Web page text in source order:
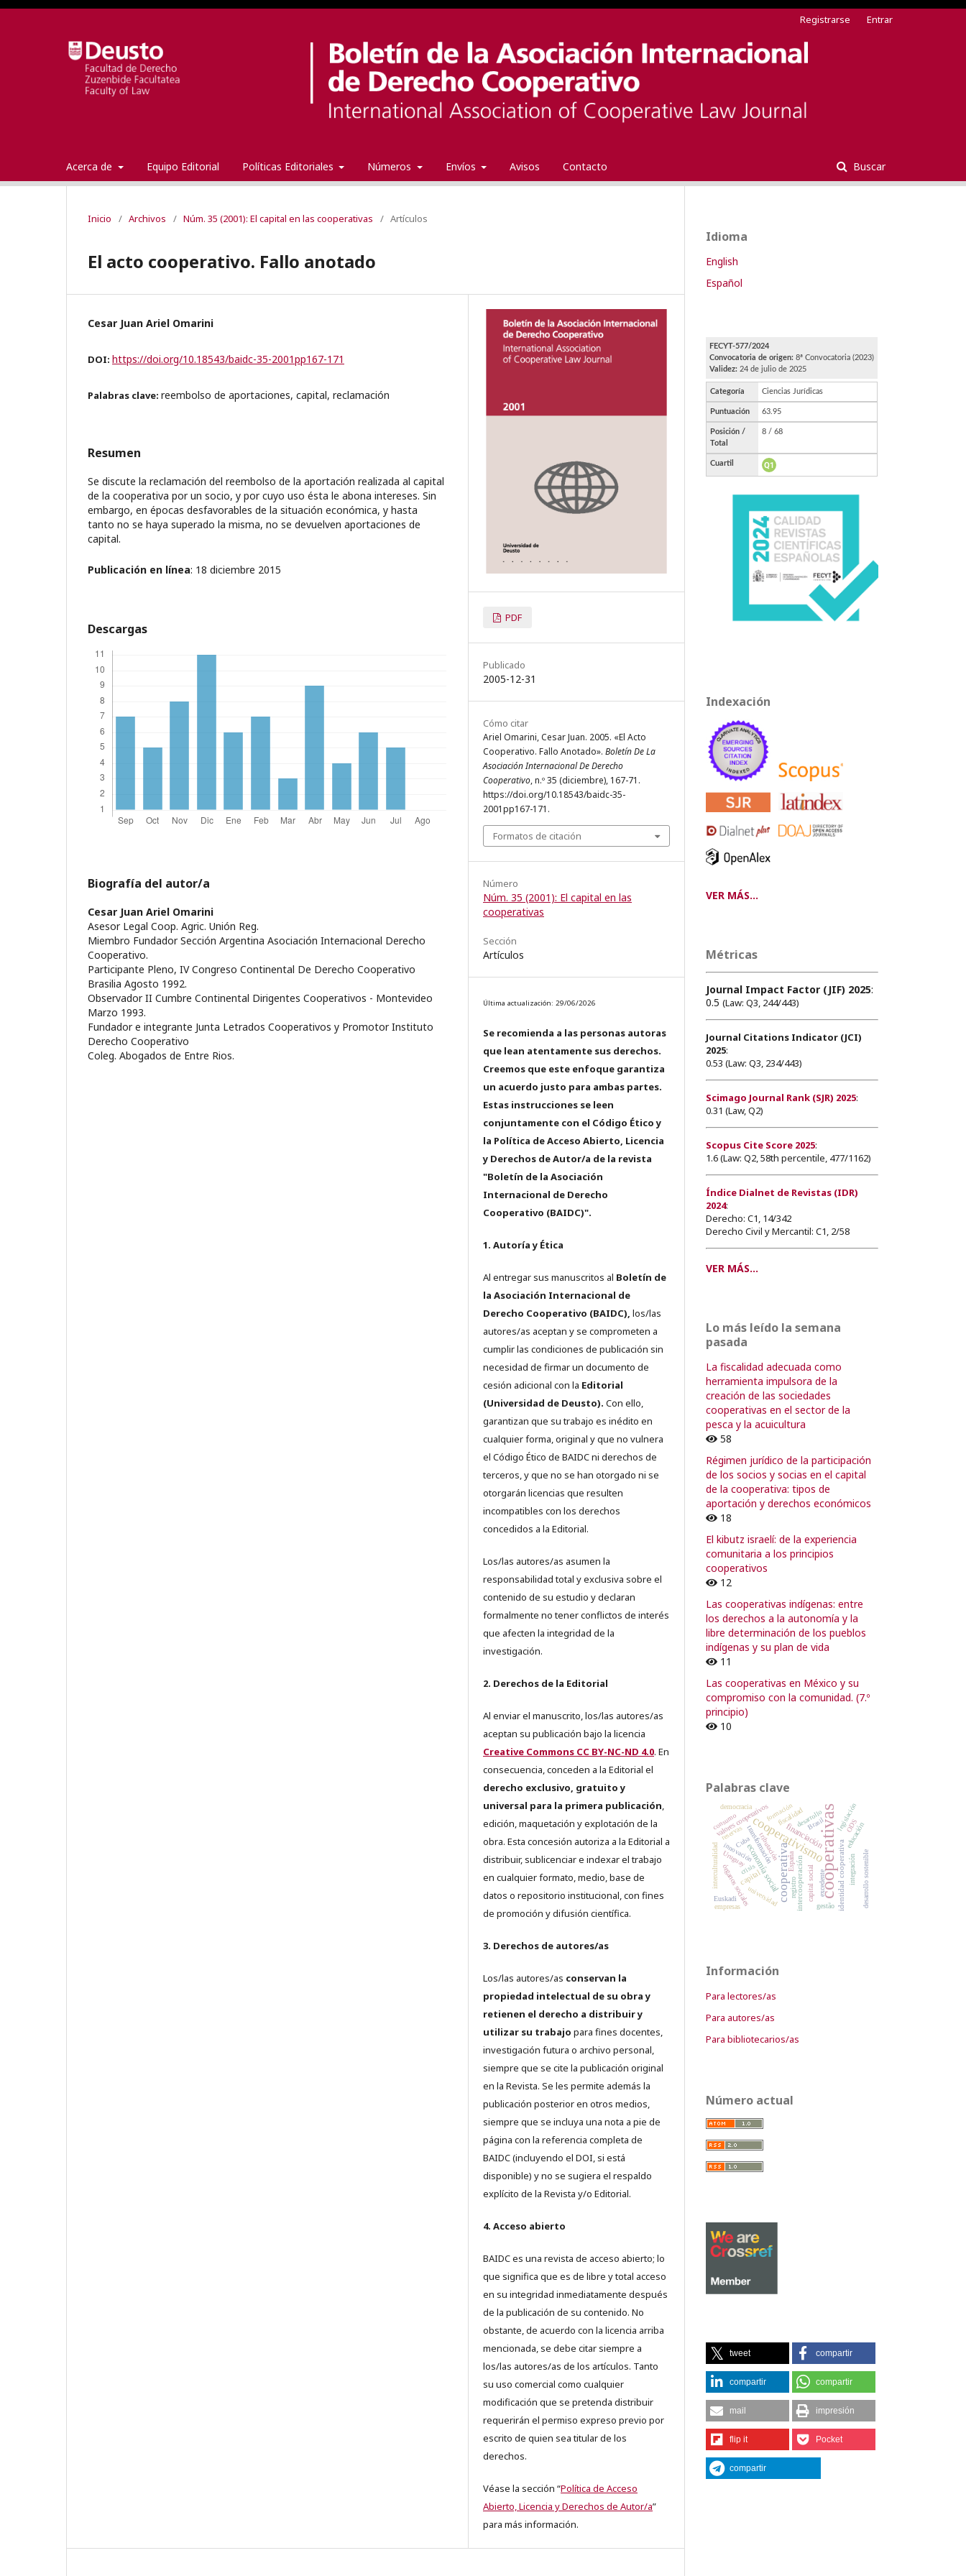
Acerca de Equipo Editorial Políticas Editoriales Números Envíos Avisos Contacto Buscar
Registrarse Entrar
Inicio / Archivos / Núm. 35 (2001): El capital en las cooperativas / Artículos
El acto cooperativo. Fallo anotado
Cesar Juan Ariel Omarini
DOI: https://doi.org/10.18543/baidc-35-2001pp167-171
Palabras clave: reembolso de aportaciones, capital, reclamación
Resumen
Se discute la reclamación del reembolso de la aportación realizada al capital
de la cooperativa por un socio, y por cuyo uso ésta le abona intereses. Sin
embargo, en épocas desfavorables de la situación económica, y hasta
tanto no se haya superado la misma, no se devuelven aportaciones de
capital.
Publicación en línea: 18 diciembre 2015
Descargas
Biografía del autor/a
Cesar Juan Ariel Omarini
Asesor Legal Coop. Agric. Unión Reg.
Miembro Fundador Sección Argentina Asociación Internacional Derecho
Cooperativo.
Participante Pleno, IV Congreso Continental De Derecho Cooperativo
Brasilia Agosto 1992.
Observador II Cumbre Continental Dirigentes Cooperativos - Montevideo
Marzo 1993.
Fundador e integrante Junta Letrados Cooperativos y Promotor Instituto
Derecho Cooperativo
Coleg. Abogados de Entre Rios.
PDF
Publicado
2005-12-31
Cómo citar
Ariel Omarini, Cesar Juan. 2005. «El Acto
Cooperativo. Fallo Anotado». Boletín De La
Asociación Internacional De Derecho
Cooperativo, n.º 35 (diciembre), 167-71.
https://doi.org/10.18543/baidc-35-
2001pp167-171.
Formatos de citación
Número
Núm. 35 (2001): El capital en las
cooperativas
Sección
Artículos
Última actualización: 29/06/2026
Se recomienda a las personas autoras
que lean atentamente sus derechos.
Creemos que este enfoque garantiza
un acuerdo justo para ambas partes.
Estas instrucciones se leen
conjuntamente con el Código Ético y
la Política de Acceso Abierto, Licencia
y Derechos de Autor/a de la revista
"Boletín de la Asociación
Internacional de Derecho
Cooperativo (BAIDC)".
1. Autoría y Ética
Al entregar sus manuscritos al Boletín de
la Asociación Internacional de
Derecho Cooperativo (BAIDC), los/las
autores/as aceptan y se comprometen a
cumplir las condiciones de publicación sin
necesidad de firmar un documento de
cesión adicional con la Editorial
(Universidad de Deusto). Con ello,
garantizan que su trabajo es inédito en
cualquier forma, original y que no vulnera
el Código Ético de BAIDC ni derechos de
terceros, y que no se han otorgado ni se
otorgarán licencias que resulten
incompatibles con los derechos
concedidos a la Editorial.
Los/las autores/as asumen la
responsabilidad total y exclusiva sobre el
contenido de su estudio y declaran
formalmente no tener conflictos de interés
que afecten la integridad de la
investigación.
2. Derechos de la Editorial
Al enviar el manuscrito, los/las autores/as
aceptan su publicación bajo la licencia
Creative Commons CC BY-NC-ND 4.0. En
consecuencia, conceden a la Editorial el
derecho exclusivo, gratuito y
universal para la primera publicación,
edición, maquetación y explotación de la
obra. Esta concesión autoriza a la Editorial a
distribuir, sublicenciar e indexar el trabajo
en cualquier formato, medio, base de
datos o repositorio institucional, con fines
de promoción y difusión científica.
3. Derechos de autores/as
Los/las autores/as conservan la
propiedad intelectual de su obra y
retienen el derecho a distribuir y
utilizar su trabajo para fines docentes,
investigación futura o archivo personal,
siempre que se cite la publicación original
en la Revista. Se les permite además la
publicación posterior en otros medios,
siempre que se incluya una nota a pie de
página con la referencia completa de
BAIDC (incluyendo el DOI, si está
disponible) y no se sugiera el respaldo
explícito de la Revista y/o Editorial.
4. Acceso abierto
BAIDC es una revista de acceso abierto; lo
que significa que es de libre y total acceso
en su integridad inmediatamente después
de la publicación de su contenido. No
obstante, de acuerdo con la licencia arriba
mencionada, se debe citar siempre a
los/las autores/as de los artículos. Tanto
su uso comercial como cualquier
modificación que se pretenda distribuir
requerirán el permiso expreso previo por
escrito de quien sea titular de los
derechos.
Véase la sección “Política de Acceso
Abierto, Licencia y Derechos de Autor/a”
para más información.
Idioma
English
Español
Indexación
VER MÁS...
Métricas
Journal Impact Factor (JIF) 2025:
0.5 (Law: Q3, 244/443)
Journal Citations Indicator (JCI)
2025:
0.53 (Law: Q3, 234/443)
Scimago Journal Rank (SJR) 2025:
0.31 (Law, Q2)
Scopus Cite Score 2025:
1.6 (Law: Q2, 58th percentile, 477/1162)
Índice Dialnet de Revistas (IDR)
2024:
Derecho: C1, 14/342
Derecho Civil y Mercantil: C1, 2/58
VER MÁS...
Lo más leído la semana
pasada
La fiscalidad adecuada como
herramienta impulsora de la
creación de las sociedades
cooperativas en el sector de la
pesca y la acuicultura
58
Régimen jurídico de la participación
de los socios y socias en el capital
de la cooperativa: tipos de
aportación y derechos económicos
18
El kibutz israelí: de la experiencia
comunitaria a los principios
cooperativos
12
Las cooperativas indígenas: entre
los derechos a la autonomía y la
libre determinación de los pueblos
indígenas y su plan de vida
11
Las cooperativas en México y su
compromiso con la comunidad. (7.º
principio)
10
Palabras clave
cooperativas
cooperativismo
cooperativa
economía social
financiación
capital identidad cooperativa
intercooperación
valores cooperativos fiscalidad
transformación educación
órganos sociales
democracia
innovación
desarrollo
capital social
universidad
Cuba
legislación
Uruguay
interculturalidad desarrollo sostenible
crisis España
formación
Euskadi
integración
tributación
reservas
excedente
registro
consumo
empresas
Brasil
gestão
ODS
Información
Para lectores/as
Para autores/as
Para bibliotecarios/as
Número actual
tweet compartir
compartir compartir
mail impresión
flip it Pocket
compartir